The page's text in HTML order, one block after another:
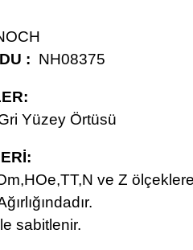
: NH08375
Yüzey Örtüsü
:
ve Z
ile sabitlenir.